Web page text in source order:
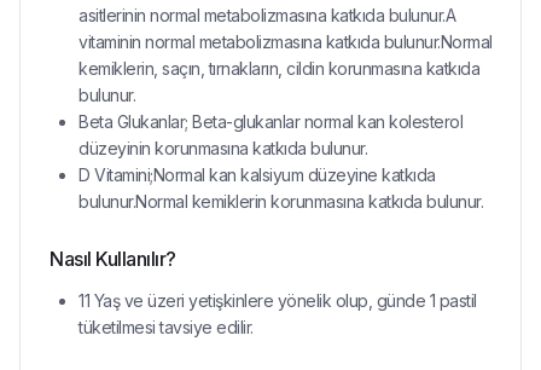
asitlerinin normal metabolizmasına katkıda bulunur.A
vitaminin normal metabolizmasına katkıda bulunur.Normal
kemiklerin, saçın, tırnakların, cildin korunmasına katkıda
bulunur.
Beta Glukanlar; Beta-glukanlar normal kan kolesterol
düzeyinin korunmasına katkıda bulunur.
D Vitamini;Normal kan kalsiyum düzeyine katkıda
bulunur.Normal kemiklerin korunmasına katkıda bulunur.
Nasıl Kullanılır?
11 Yaş ve üzeri yetişkinlere yönelik olup, günde 1 pastil
tüketilmesi tavsiye edilir.